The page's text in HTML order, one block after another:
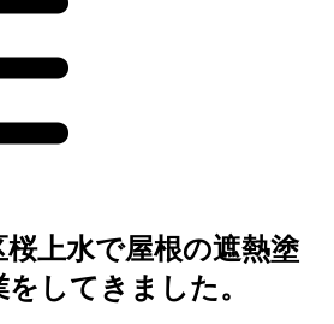
上水で屋根の遮熱塗
してきました。